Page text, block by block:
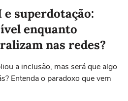
superdotação:
enquanto
nas redes?
a inclusão, mas será que algo
Entenda o paradoxo que vem